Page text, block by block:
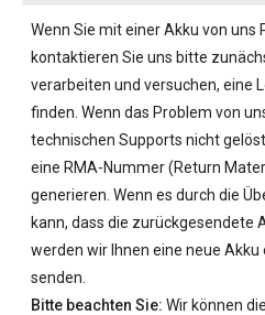
Wenn Sie mit einer Akku von uns
kontaktieren Sie uns bitte
verarbeiten und versuchen, eine
finden. Wenn das Problem von
technischen Supports nicht
eine RMA-Nummer (Return
generieren. Wenn es durch die
kann, dass die zurückgesendete
werden wir Ihnen eine neue
senden.
Bitte beachten Sie: Wir können